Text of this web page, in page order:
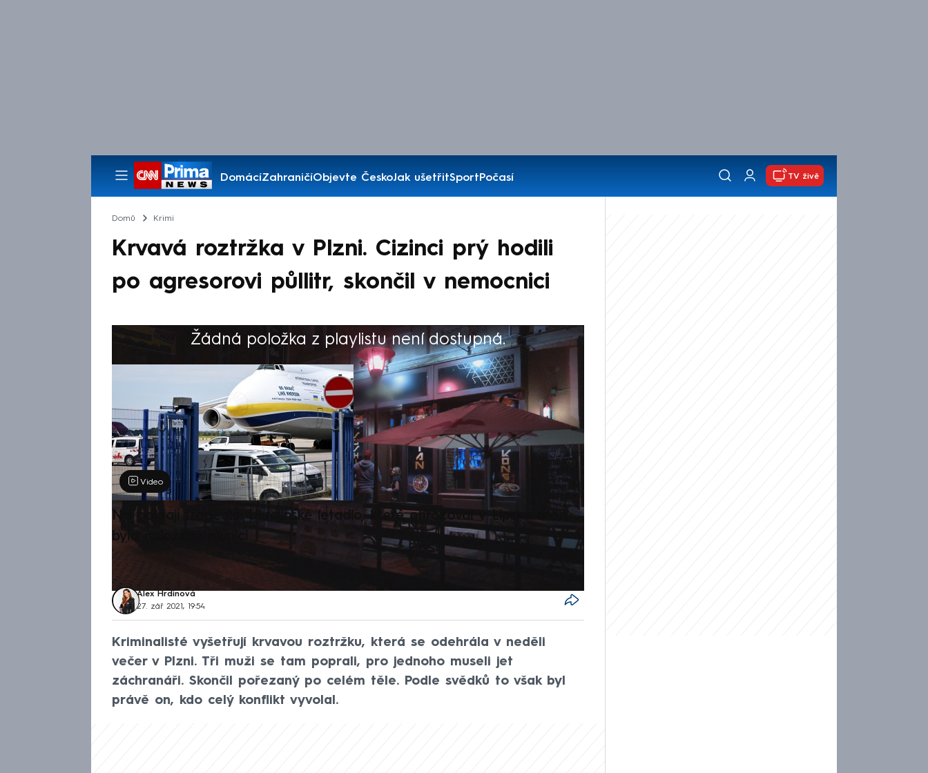
DomácíZahraničíObjevte ČeskoJak ušetřitSportPočasí
Pořady
TV živě
Domů Krimi
Krvavá roztržka v Plzni. Cizinci prý hodili
po agresorovi půllitr, skončil v nemocnici
Žádná položka z playlistu není dostupná.
Výběr redakce
Video
Na pokraji tragédie: Ukrajinské letadlo, které ohrožoval v Lipsku dron,
bylo naložené municí
Alex Hrdinová
27. zář 2021, 19:54
Kriminalisté vyšetřují krvavou roztržku, která se odehrála v neděli
večer v Plzni. Tři muži se tam poprali, pro jednoho museli jet
záchranáři. Skončil pořezaný po celém těle. Podle svědků to však byl
právě on, kdo celý konflikt vyvolal.